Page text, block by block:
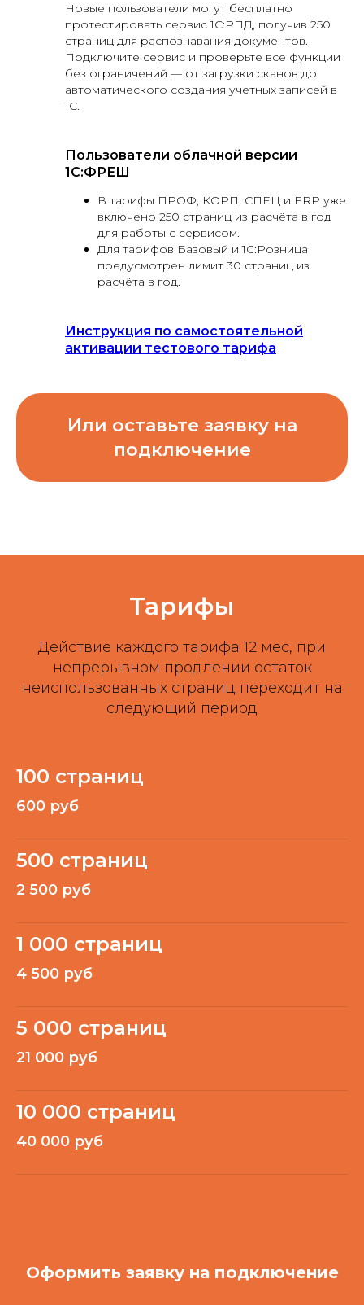
Новые пользователи могут бесплатно
протестировать сервис 1С:РПД, получив 250
страниц для распознавания документов.
Подключите сервис и проверьте все функции
без ограничений — от загрузки сканов до
автоматического создания учетных записей в
1С.
Пользователи облачной версии
1С:ФРЕШ
В тарифы ПРОФ, КОРП, СПЕЦ и ERP уже
включено 250 страниц из расчёта в год
для работы с сервисом.
Для тарифов Базовый и 1С:Розница
предусмотрен лимит 30 страниц из
расчёта в год.
Инструкция по самостоятельной
активации тестового тарифа
Или оставьте заявку на
подключение
Тарифы
Действие каждого тарифа 12 мес, при
непрерывном продлении остаток
неиспользованных страниц переходит на
следующий период
100 страниц
600 руб
500 страниц
2 500 руб
1 000 страниц
4 500 руб
5 000 страниц
21 000 руб
10 000 страниц
40 000 руб
Оформить заявку на подключение